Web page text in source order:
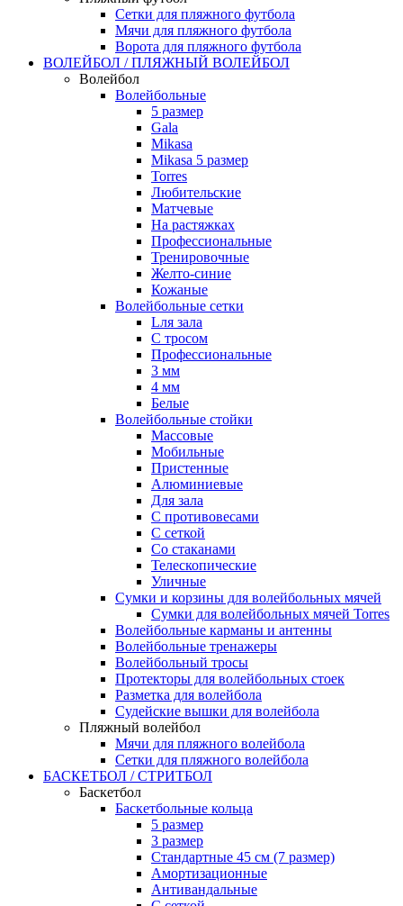
Сетки для пляжного футбола
Мячи для пляжного футбола
Ворота для пляжного футбола
ВОЛЕЙБОЛ / ПЛЯЖНЫЙ ВОЛЕЙБОЛ
Волейбол
Волейбольные
5 размер
Gala
Mikasa
Mikasa 5 размер
Torres
Любительские
Матчевые
На растяжках
Профессиональные
Тренировочные
Желто-синие
Кожаные
Волейбольные сетки
Lля зала
C тросом
Профессиональные
3 мм
4 мм
Белые
Волейбольные стойки
Массовые
Мобильные
Пристенные
Алюминиевые
Для зала
С противовесами
С сеткой
Со стаканами
Телескопические
Уличные
Сумки и корзины для волейбольных мячей
Сумки для волейбольных мячей Torres
Волейбольные карманы и антенны
Волейбольные тренажеры
Волейбольный тросы
Протекторы для волейбольных стоек
Разметка для волейбола
Судейские вышки для волейбола
Пляжный волейбол
Мячи для пляжного волейбола
Сетки для пляжного волейбола
БАСКЕТБОЛ / СТРИТБОЛ
Баскетбол
Баскетбольные кольца
5 размер
3 размер
Стандартные 45 см (7 размер)
Амортизационные
Антивандальные